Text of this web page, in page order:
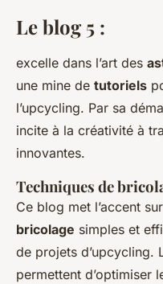
Le blog 5 :
excelle dans l’art des
une mine de tutoriels
l’upcycling. Par sa
incite à la créativité à
innovantes.
Techniques de
Ce blog met l’accent
bricolage simples et
de projets d’upcycling.
permettent d’optimiser